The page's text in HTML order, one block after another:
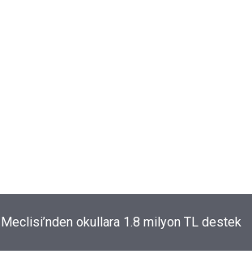
okullara 1.8 milyon TL destek